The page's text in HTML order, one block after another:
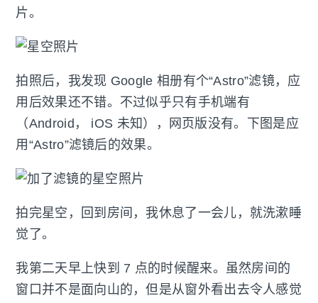
片。
拍照后，我发现 Google 相册有个“Astro”滤镜，应
用后效果还不错。不过似乎只有手机端有
（Android， iOS 未知），网页版没有。下图是应
用“Astro”滤镜后的效果。
拍完星空，回到房间，我休息了一会儿，就洗漱睡
觉了。
我第二天早上快到 7 点的时候醒来。虽然房间的
窗口并不是面向山的，但是从窗外看出去令人感觉